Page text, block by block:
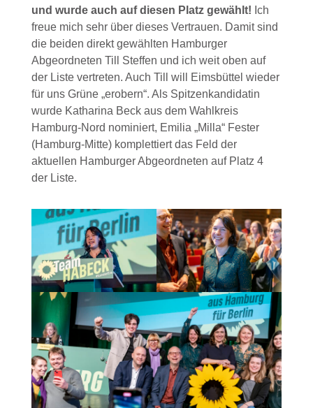
und wurde auch auf diesen Platz gewählt! Ich
freue mich sehr über dieses Vertrauen. Damit sind
die beiden direkt gewählten Hamburger
Abgeordneten Till Steffen und ich weit oben auf
der Liste vertreten. Auch Till will Eimsbüttel wieder
für uns Grüne „erobern“. Als Spitzenkandidatin
wurde Katharina Beck aus dem Wahlkreis
Hamburg-Nord nominiert, Emilia „Milla“ Fester
(Hamburg-Mitte) komplettiert das Feld der
aktuellen Hamburger Abgeordneten auf Platz 4
der Liste.